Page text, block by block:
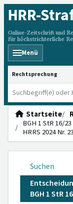
HRR-
Online-Zeitschrift und
für höchstrichterliche
Menü
HRRS durchsuchen
Startseite
BGH 1 StR 16/
HRRS 2024 Nr.
Suchen
BGH 1 StR